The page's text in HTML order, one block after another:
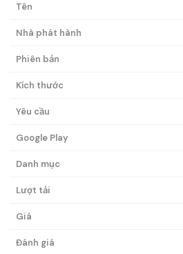
Tên
Nhà phát hành
Phiên bản
Kích thước
Yêu cầu
Google Play
Danh mục
Lượt tải
Giá
Đánh giá